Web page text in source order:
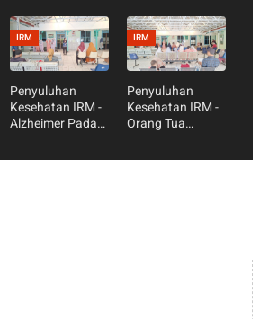
IRM
Penyuluhan
Kesehatan IRM -
Alzheimer Pada
IRM
Penyuluhan
Kesehatan IRM -
Orang Tua